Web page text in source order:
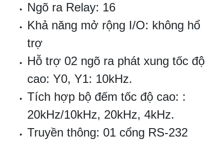
Ngõ ra Relay: 16
Khả năng mở rộng I/O: không hổ
trợ
Hỗ trợ 02 ngõ ra phát xung tốc độ
cao: Y0, Y1: 10kHz.
Tích hợp bộ đếm tốc độ cao: :
20kHz/10kHz, 20kHz, 4kHz.
Truyền thông: 01 cổng RS-232